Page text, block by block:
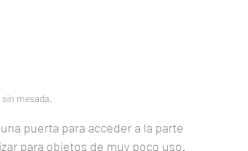
mesada.
puerta para acceder a la parte
para objetos de muy poco uso.